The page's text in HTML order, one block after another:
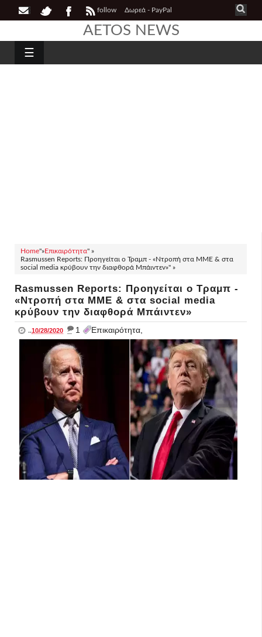
follow Δωρεά - PayPal
AETOS NEWS
☰
Home"»Επικαιρότητα" »
Rasmussen Reports: Προηγείται ο Τραμπ - «Ντροπή στα ΜΜΕ & στα
social media κρύβουν την διαφθορά Μπάιντεν»" »
Rasmussen Reports: Προηγείται ο Τραμπ -
«Ντροπή στα ΜΜΕ & στα social media
κρύβουν την διαφθορά Μπάιντεν»
..10/28/2020 _ 1 Επικαιρότητα,